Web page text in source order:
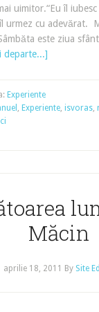
uimitor.“Eu îl
urmez cu adevărat.
este ziua
departe...]
Experiente
, Experiente, isvoras,
Măcin
aprilie 18, 2011 By Site